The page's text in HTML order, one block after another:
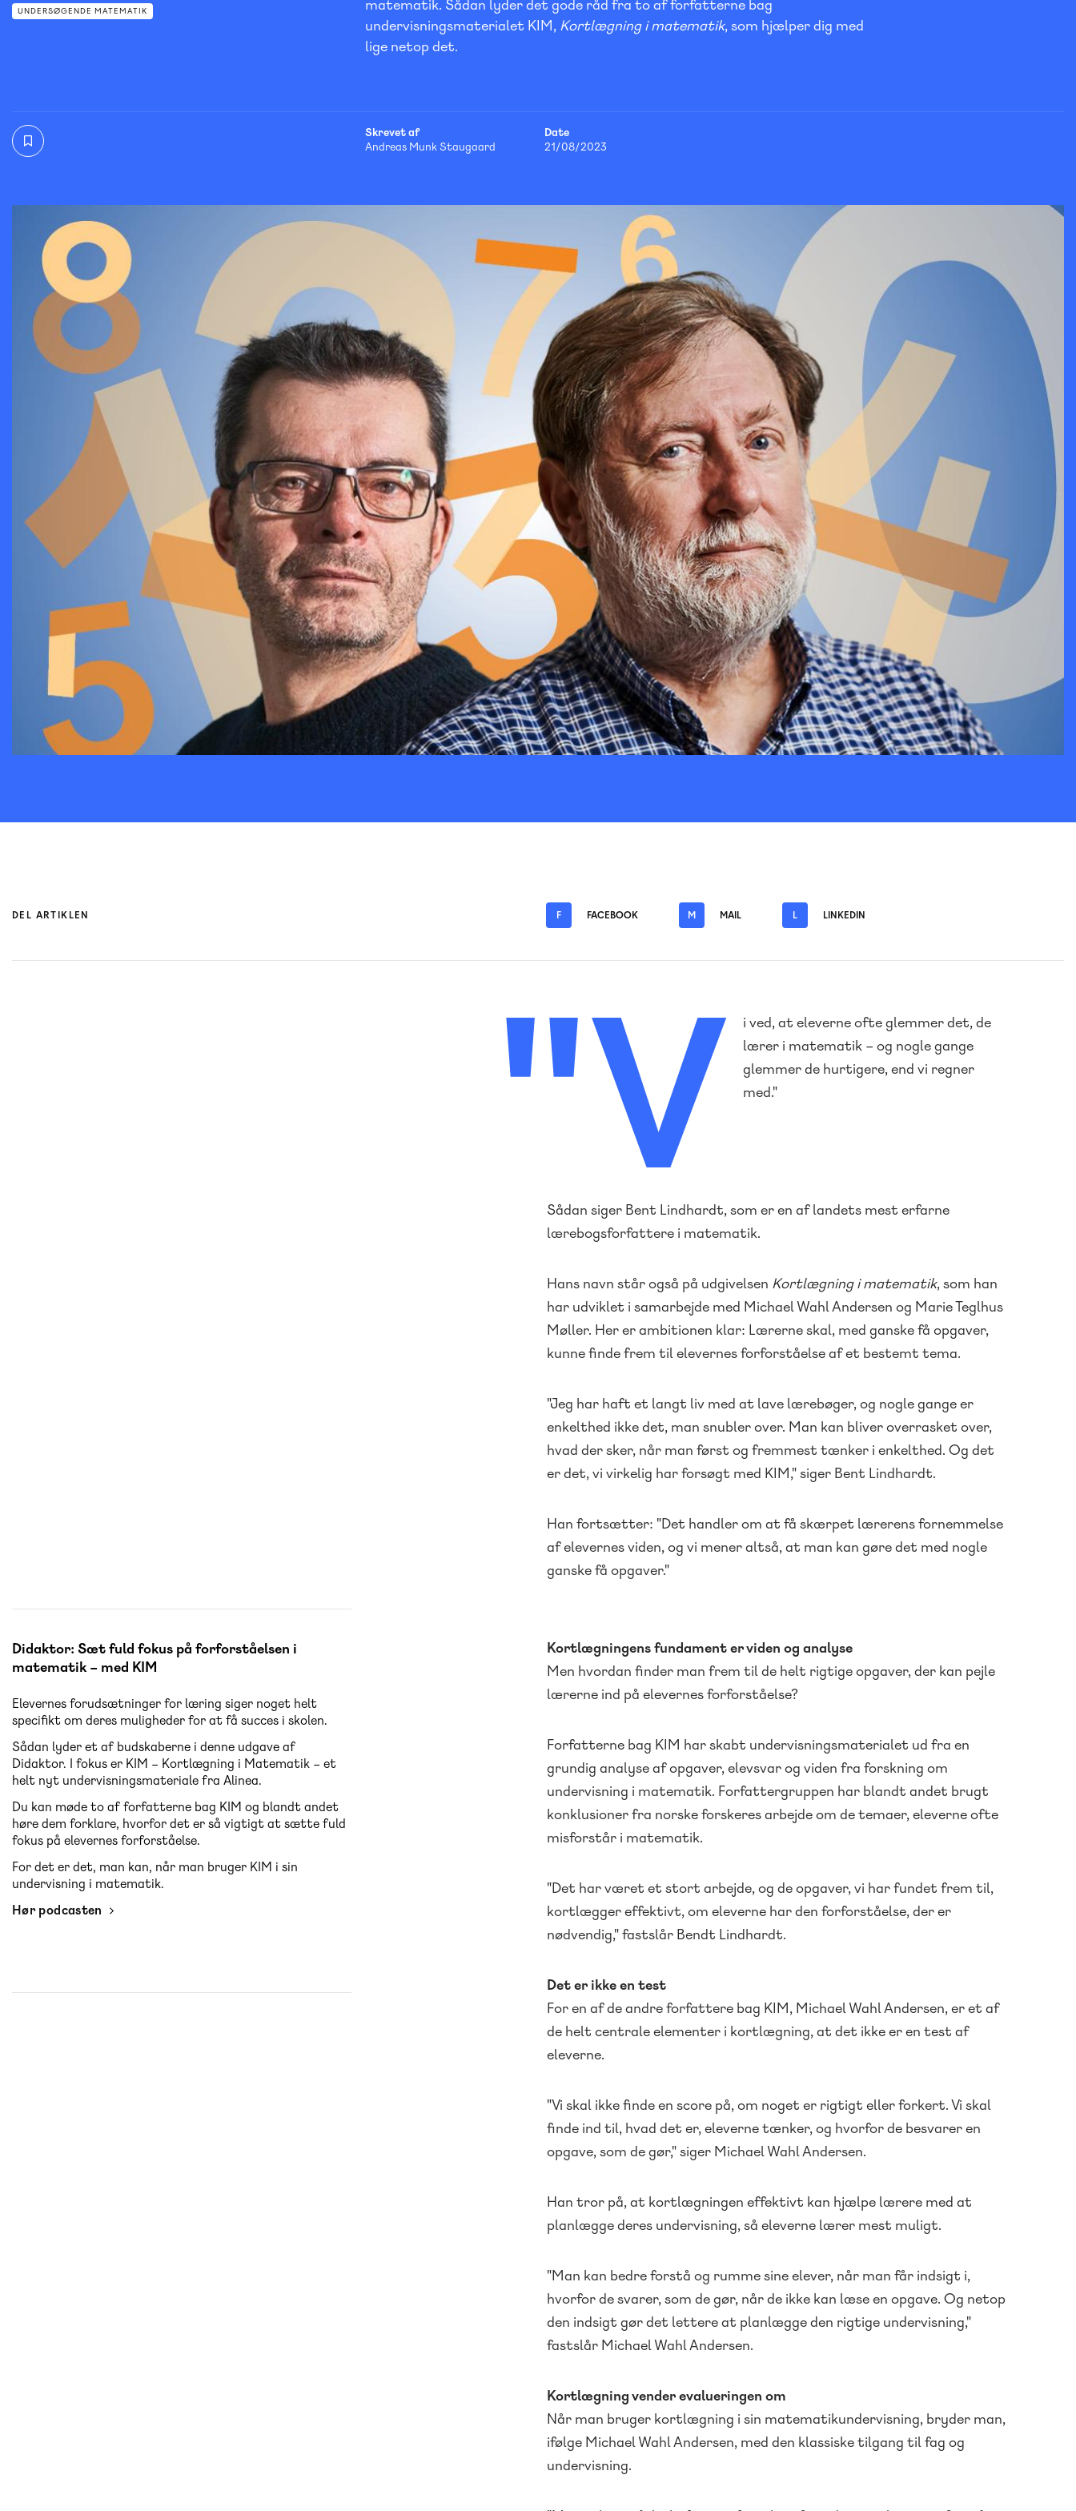
UNDERSØGENDE MATEMATIK
matematik. Sådan lyder det gode råd fra to af forfatterne bag
undervisningsmaterialet KIM, Kortlægning i matematik, som hjælper dig med
lige netop det.
Skrevet af
Andreas Munk Staugaard
Date
21/08/2023
DEL ARTIKLEN F FACEBOOK M MAIL L LINKEDIN
"V
i ved, at eleverne ofte glemmer det, de
lærer i matematik – og nogle gange
glemmer de hurtigere, end vi regner
med."
Sådan siger Bent Lindhardt, som er en af landets mest erfarne
lærebogsforfattere i matematik.
Hans navn står også på udgivelsen Kortlægning i matematik, som han
har udviklet i samarbejde med Michael Wahl Andersen og Marie Teglhus
Møller. Her er ambitionen klar: Lærerne skal, med ganske få opgaver,
kunne finde frem til elevernes forforståelse af et bestemt tema.
"Jeg har haft et langt liv med at lave lærebøger, og nogle gange er
enkelthed ikke det, man snubler over. Man kan bliver overrasket over,
hvad der sker, når man først og fremmest tænker i enkelthed. Og det
er det, vi virkelig har forsøgt med KIM," siger Bent Lindhardt.
Han fortsætter: "Det handler om at få skærpet lærerens fornemmelse
af elevernes viden, og vi mener altså, at man kan gøre det med nogle
ganske få opgaver."
Didaktor: Sæt fuld fokus på forforståelsen i
matematik – med KIM
Elevernes forudsætninger for læring siger noget helt
specifikt om deres muligheder for at få succes i skolen.
Sådan lyder et af budskaberne i denne udgave af
Didaktor. I fokus er KIM – Kortlægning i Matematik – et
helt nyt undervisningsmateriale fra Alinea.
Du kan møde to af forfatterne bag KIM og blandt andet
høre dem forklare, hvorfor det er så vigtigt at sætte fuld
fokus på elevernes forforståelse.
For det er det, man kan, når man bruger KIM i sin
undervisning i matematik.
Hør podcasten
Kortlægningens fundament er viden og analyse
Men hvordan finder man frem til de helt rigtige opgaver, der kan pejle
lærerne ind på elevernes forforståelse?
Forfatterne bag KIM har skabt undervisningsmaterialet ud fra en
grundig analyse af opgaver, elevsvar og viden fra forskning om
undervisning i matematik. Forfattergruppen har blandt andet brugt
konklusioner fra norske forskeres arbejde om de temaer, eleverne ofte
misforstår i matematik.
"Det har været et stort arbejde, og de opgaver, vi har fundet frem til,
kortlægger effektivt, om eleverne har den forforståelse, der er
nødvendig," fastslår Bendt Lindhardt.
Det er ikke en test
For en af de andre forfattere bag KIM, Michael Wahl Andersen, er et af
de helt centrale elementer i kortlægning, at det ikke er en test af
eleverne.
"Vi skal ikke finde en score på, om noget er rigtigt eller forkert. Vi skal
finde ind til, hvad det er, eleverne tænker, og hvorfor de besvarer en
opgave, som de gør," siger Michael Wahl Andersen.
Han tror på, at kortlægningen effektivt kan hjælpe lærere med at
planlægge deres undervisning, så eleverne lærer mest muligt.
"Man kan bedre forstå og rumme sine elever, når man får indsigt i,
hvorfor de svarer, som de gør, når de ikke kan læse en opgave. Og netop
den indsigt gør det lettere at planlægge den rigtige undervisning,"
fastslår Michael Wahl Andersen.
Kortlægning vender evalueringen om
Når man bruger kortlægning i sin matematikundervisning, bryder man,
ifølge Michael Wahl Andersen, med den klassiske tilgang til fag og
undervisning.